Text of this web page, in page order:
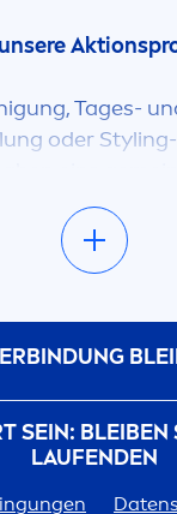
Tages-
oder
NIVEA.at
entsprechen
unseren
gibt es bei
lohnt sich!
SEIN: BLEIBEN
LAUFENDEN